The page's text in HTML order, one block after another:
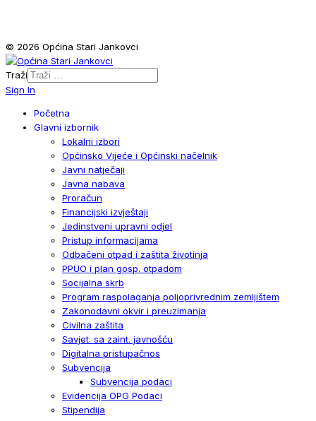
© 2026 Općina Stari Jankovci
Traži
Sign In
Početna
Glavni izbornik
Lokalni izbori
Općinsko Vijeće i Općinski načelnik
Javni natječaji
Javna nabava
Proračun
Financijski izvještaji
Jedinstveni upravni odjel
Pristup informacijama
Odbačeni otpad i zaštita životinja
PPUO i plan gosp. otpadom
Socijalna skrb
Program raspolaganja poljoprivrednim zemljištem
Zakonodavni okvir i preuzimanja
Civilna zaštita
Savjet. sa zaint. javnošću
Digitalna pristupačnos
Subvencija
Subvencija podaci
Evidencija OPG Podaci
Stipendija